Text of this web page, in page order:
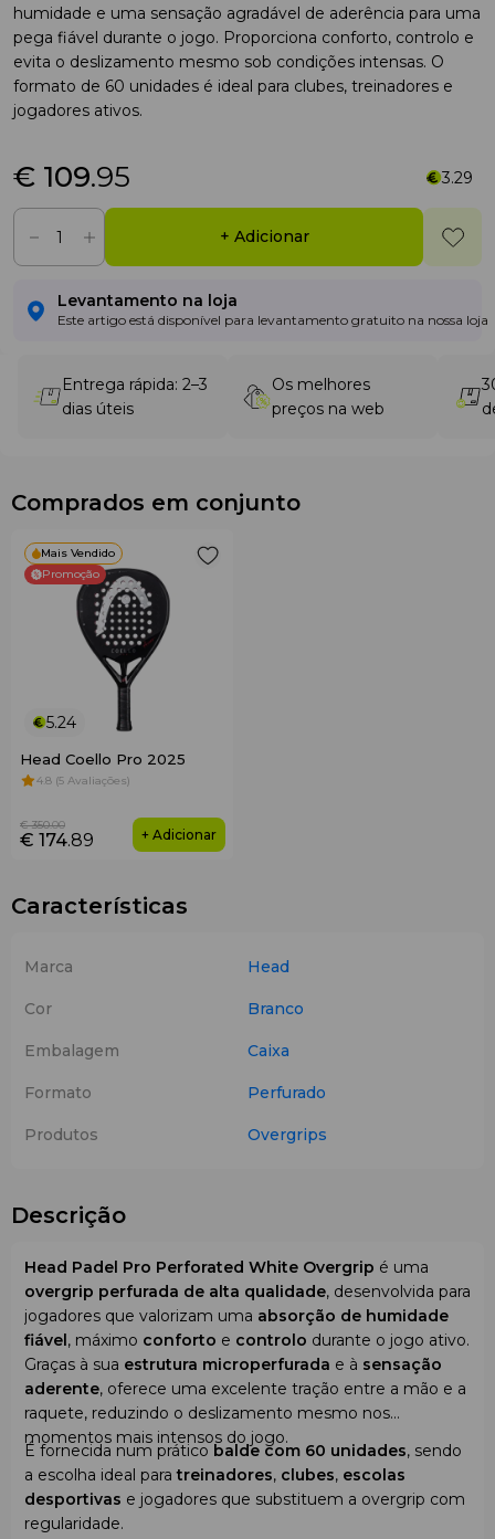
humidade e uma sensação agradável de aderência para uma
pega fiável durante o jogo. Proporciona conforto, controlo e
evita o deslizamento mesmo sob condições intensas. O
formato de 60 unidades é ideal para clubes, treinadores e
jogadores ativos.
€ 109.95 3.29
+ Adicionar
Levantamento na loja
Este artigo está disponível para levantamento gratuito na nossa loja
Entrega rápida: 2–3
dias úteis
Os melhores
preços na web
Comprados em conjunto
Mais Vendido
Promoção
5.24
Head Coello Pro 2025
4.8 (5 Avaliações)
€ 174.89
€ 350.00
+ Adicionar
Características
Marca Head
Cor Branco
Embalagem Caixa
Formato Perfurado
Produtos Overgrips
Descrição
Head Padel Pro Perforated White Overgrip é uma
overgrip perfurada de alta qualidade, desenvolvida para
jogadores que valorizam uma absorção de humidade
fiável, máximo conforto e controlo durante o jogo ativo.
Graças à sua estrutura microperfurada e à sensação
aderente, oferece uma excelente tração entre a mão e a
raquete, reduzindo o deslizamento mesmo nos
momentos mais intensos do jogo.
É fornecida num prático balde com 60 unidades, sendo
a escolha ideal paratreinadores, clubes, escolas
desportivas e jogadores que substituem a overgrip com
regularidade.